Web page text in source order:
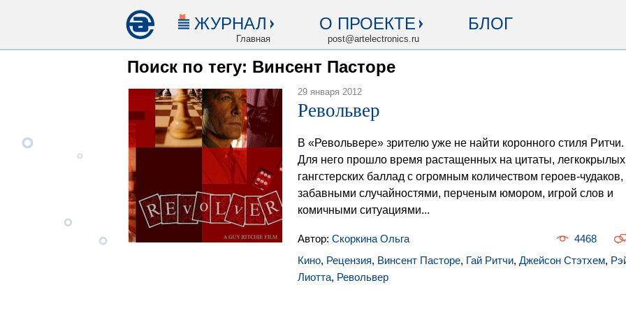
ЖУРНАЛ
Главная
О ПРОЕКТЕ
post@artelectronics.ru
БЛОГ
Поиск по тегу: Винсент Пасторе
29 января 2012
Револьвер
В «Револьвере» зрителю уже не найти коронного стиля Ритчи.
Для него прошло время растащенных на цитаты, легкокрылых
гангстерских баллад с огромным количеством героев-чудаков,
забавными случайностями, перченым юмором, игрой слов и
комичными ситуациями...
Автор: Скоркина Ольга
4468
Кино, Рецензия, Винсент Пасторе, Гай Ритчи, Джейсон Стэтхем,
Лиотта, Револьвер